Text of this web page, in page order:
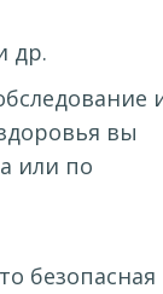
др.
вы
или по
безопасная